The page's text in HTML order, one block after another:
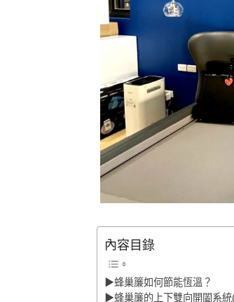
內容目錄
▶︎蜂巢簾如何節能恆溫？
▶︎蜂巢簾的上下雙向開闔系